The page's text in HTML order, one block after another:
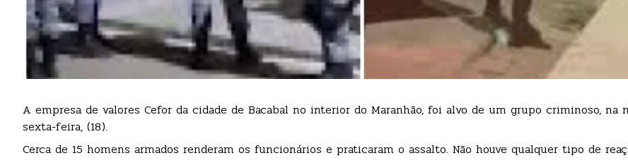
A empresa de valores Cefor da cidade de Bacabal no interior do Maranhão, foi alvo de um grupo criminoso, na
sexta-feira, (18).
Cerca de 15 homens armados renderam os funcionários e praticaram o assalto. Não houve qualquer tipo de